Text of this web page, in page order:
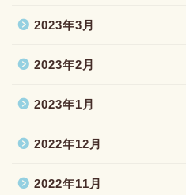
2023年3月
2023年2月
2023年1月
2022年12月
2022年11月